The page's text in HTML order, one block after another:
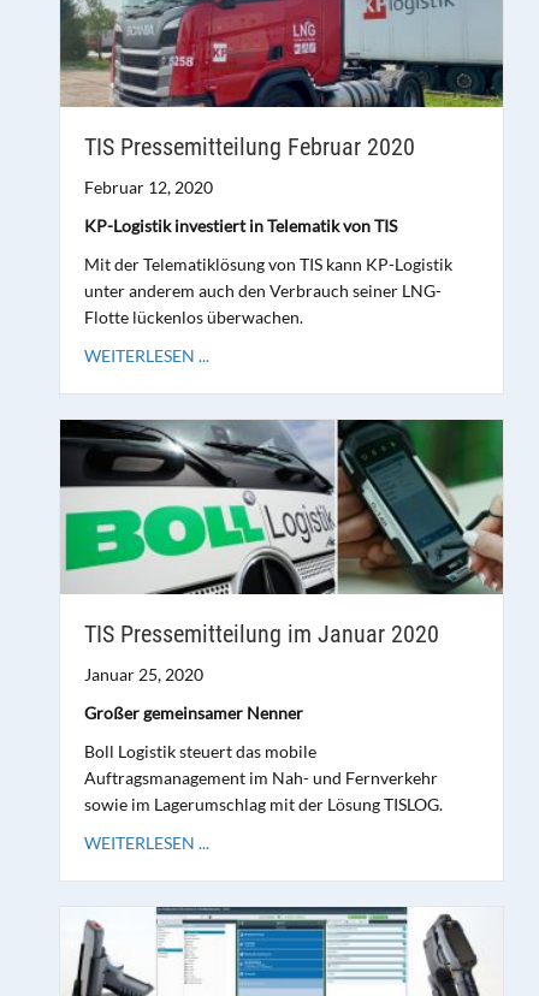
TIS Pressemitteilung Februar 2020
Februar 12, 2020
KP-Logistik investiert in Telematik von TIS
Mit der Telematiklösung von TIS kann KP-Logistik
unter anderem auch den Verbrauch seiner LNG-
Flotte lückenlos überwachen.
WEITERLESEN ...
TIS Pressemitteilung im Januar 2020
Januar 25, 2020
Großer gemeinsamer Nenner
Boll Logistik steuert das mobile
Auftragsmanagement im Nah- und Fernverkehr
sowie im Lagerumschlag mit der Lösung TISLOG.
WEITERLESEN ...